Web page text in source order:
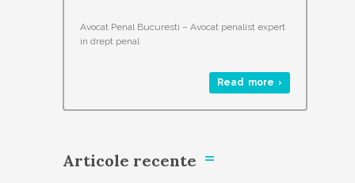
Avocat Penal Bucuresti – Avocat penalist expert
in drept penal
Read more ›
Articole recente